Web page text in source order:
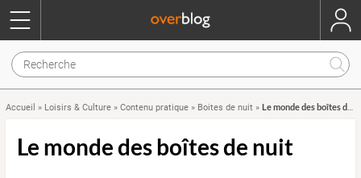
Accueil » Loisirs & Culture » Contenu pratique » Boites de nuit » Le monde des boîtes de nuit
Le monde des boîtes de nuit